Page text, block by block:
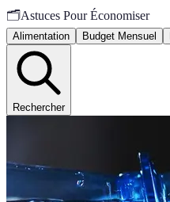
🗂️Astuces Pour Économiser
Alimentation Budget Mensuel
Rechercher